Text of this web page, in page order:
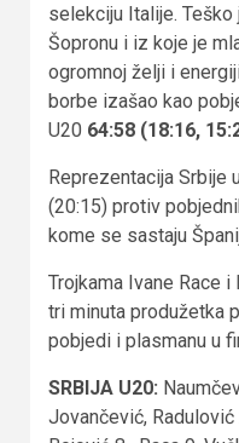
selekciju Italije.
Šopronu i iz koje je
ogromnoj želji i
borbe izašao kao
U20 64:58 (18:16,
Reprezentacija Srbije
(20:15) protiv
kome se sastaju
Trojkama Ivane Race
tri minuta produžetka
pobjedi i plasmanu u
SRBIJA U20:
Jovančević, Radulović